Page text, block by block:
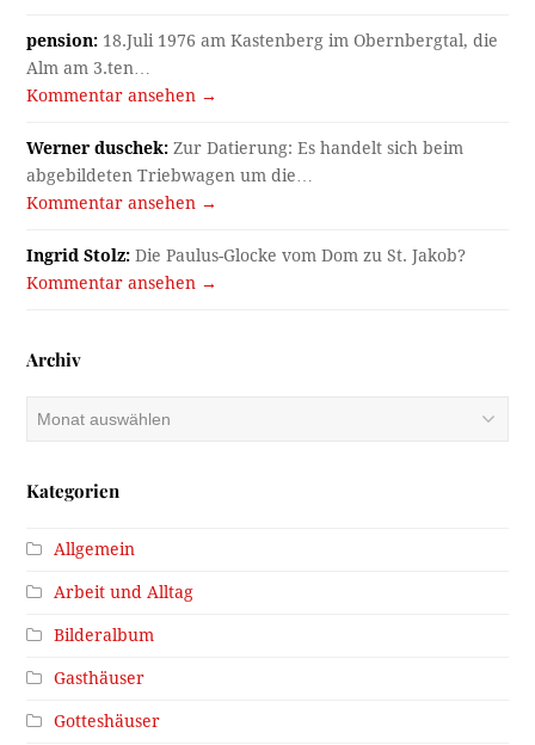
pension: 18.Juli 1976 am Kastenberg im Obernbergtal, die
Alm am 3.ten…
Kommentar ansehen →
Werner duschek: Zur Datierung: Es handelt sich beim
abgebildeten Triebwagen um die…
Kommentar ansehen →
Ingrid Stolz: Die Paulus-Glocke vom Dom zu St. Jakob?
Kommentar ansehen →
Archiv
Kategorien
Allgemein
Arbeit und Alltag
Bilderalbum
Gasthäuser
Gotteshäuser